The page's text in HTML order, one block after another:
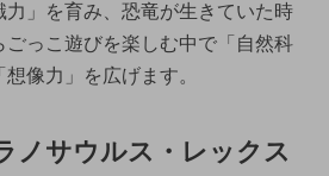
力」を育み、恐竜が生きていた時
っこ遊びを楽しむ中で「自然科
像力」を広げます。
ノサウルス・レックス